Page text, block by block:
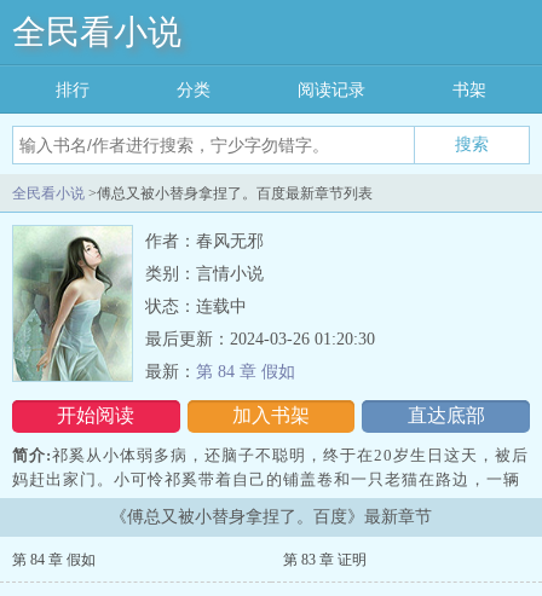
全民看小说
搜索
排行 分类 阅读记录 书架
全民看小说 >傅总又被小替身拿捏了。百度最新章节列表
作者：春风无邪
类别：言情小说
状态：连载中
开始阅读 加入书架 直达底部
最后更新：2024-03-26 01:20:30
最新： 第 84 章 假如
简介:祁奚从小体弱多病，还脑子不聪明，终于在20岁生日这天，被后
妈赶出家门。小可怜祁奚带着自己的铺盖卷和一只老猫在路边，一辆
豪车突然停在他面前，下来一个又帅又凶的男人。他抱着猫拉住男
人：你能送我回家吗？我迷..
《傅总又被小替身拿捏了。百度》最新章节
第 84 章 假如 第 83 章 证明